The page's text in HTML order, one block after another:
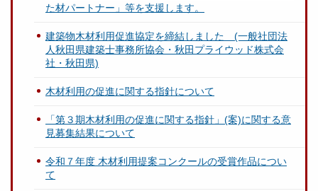
た材パートナー」等を支援します。
建築物木材利用促進協定を締結しました (一般社団法
人秋田県建築士事務所協会・秋田プライウッド株式会
社・秋田県)
木材利用の促進に関する指針について
「第３期木材利用の促進に関する指針」(案)に関する意
見募集結果について
令和７年度 木材利用提案コンクールの受賞作品につい
て